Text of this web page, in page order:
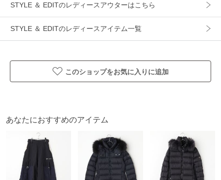
ギフト 可
STYLE ＆ EDITのレディースアウターはこちら
STYLE ＆ EDITのレディースアイテム一覧
このショップをお気に入りに追加
あなたにおすすめのアイテム